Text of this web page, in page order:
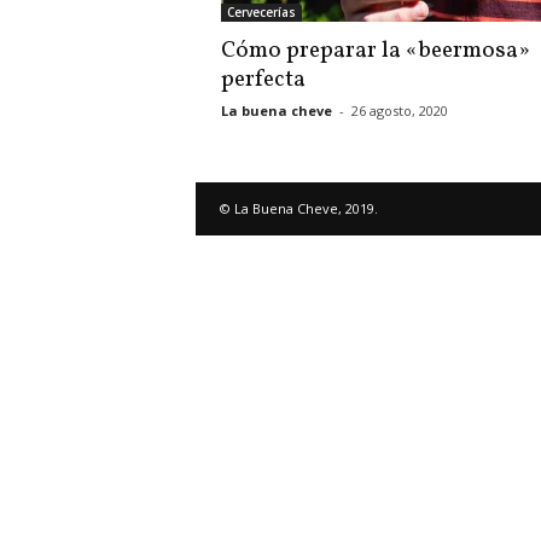
Cervecerías
Cómo preparar la «beermosa»
perfecta
La buena cheve - 26 agosto, 2020
© La Buena Cheve, 2019.